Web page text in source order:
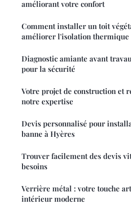
améliorant votre confort
Comment installer un toit
améliorer l'isolation thermique
Diagnostic amiante avant
pour la sécurité
Votre projet de construction et
notre expertise
Devis personnalisé pour
banne à Hyères
Trouver facilement des devis
besoins
Verrière métal : votre touche
intérieur moderne